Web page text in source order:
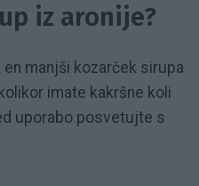
iz aronije?
manjši kozarček sirupa
imate kakršne koli
uporabo posvetujte s